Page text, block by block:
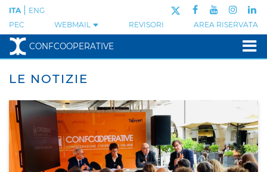
PEC WEBMAIL REVISORI AREA RISERVATA
ITA ENG
CONFCOOPERATIVE
LE NOTIZIE